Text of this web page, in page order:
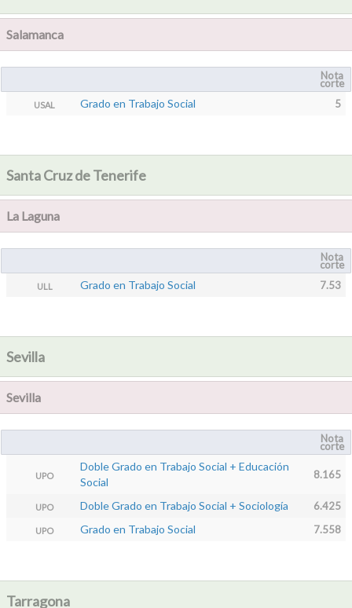
Salamanca
Nota
corte
USAL Grado en Trabajo Social 5
Santa Cruz de Tenerife
La Laguna
Nota
corte
ULL Grado en Trabajo Social 7.53
Sevilla
Sevilla
Nota
corte
UPO
Doble Grado en Trabajo Social + Educación
Social
8.165
UPO Doble Grado en Trabajo Social + Sociología 6.425
UPO Grado en Trabajo Social 7.558
Tarragona